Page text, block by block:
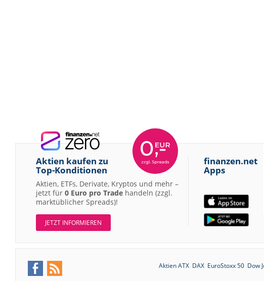
Aktien kaufen zu
Top-Konditionen
Aktien, ETFs, Derivate, Kryptos und mehr –
jetzt für 0 Euro pro Trade handeln (zzgl.
marktüblicher Spreads)!
JETZT INFORMIEREN
finanzen.net
Apps
Aktien ATX DAX EuroStoxx 50 Dow